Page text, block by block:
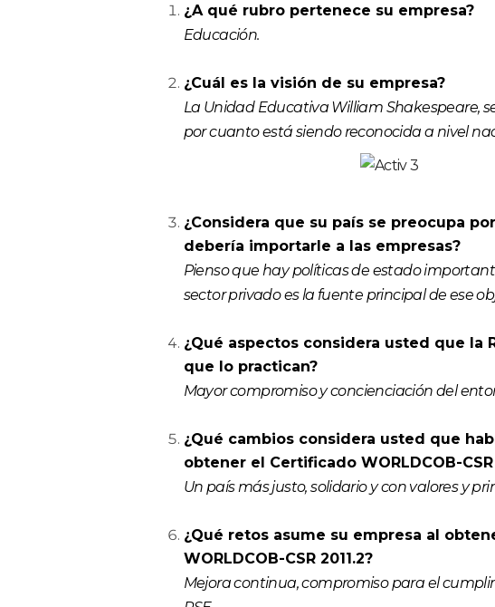
¿A qué rubro pertenece su empresa?
Educación.
¿Cuál es la visión de su empresa?
La Unidad Educativa William Shakespeare,
por cuanto está siendo reconocida a nivel
¿Considera que su país se preocupa
debería importarle a las empresas?
Pienso que hay políticas de estado
sector privado es la fuente principal de ese
¿Qué aspectos considera usted que la
que lo practican?
Mayor compromiso y concienciación del
¿Qué cambios considera usted que
obtener el Certificado WORLDCOB-CSR
Un país más justo, solidario y con valores y
¿Qué retos asume su empresa al
WORLDCOB-CSR 2011.2?
Mejora continua, compromiso para el